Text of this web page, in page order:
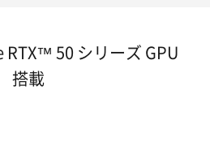
RTX™ 50 シリーズ GPU
搭載